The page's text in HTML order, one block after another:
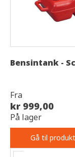
Bensintank -
Fra
kr 999,00
På lager
Gå til